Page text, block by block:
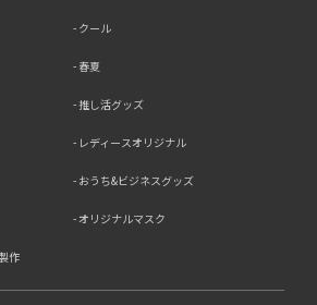
クール
春夏
推し活グッズ
レディースオリジナル
おうち&ビジネスグッズ
オリジナルマスク
作